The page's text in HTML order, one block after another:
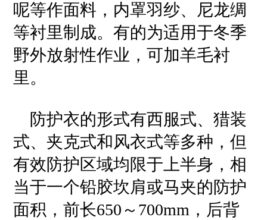
呢等作面料，内罩羽纱、尼龙绸
等衬里制成。有的为适用于冬季
野外放射性作业，可加羊毛衬
里。
防护衣的形式有西服式、猎装
式、夹克式和风衣式等多种，但
有效防护区域均限于上半身，相
当于一个铅胶坎肩或马夹的防护
面积，前长650～700mm，后背